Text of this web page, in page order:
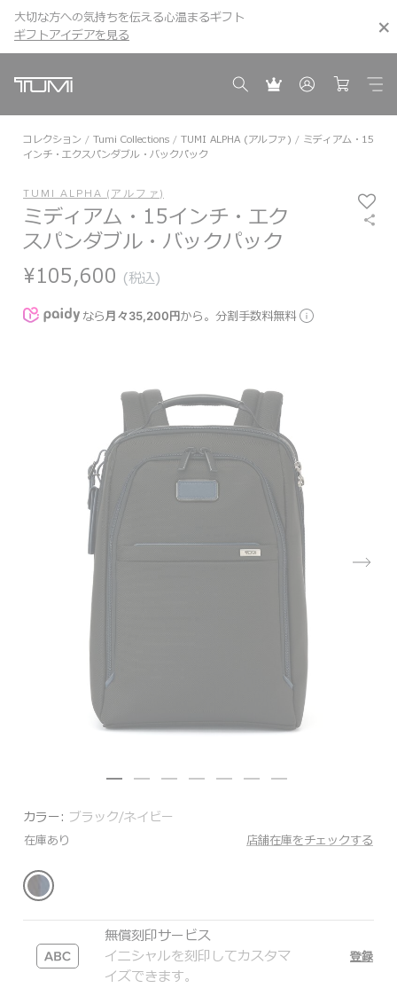
ギフトアイデアを見る こちら
大切な方への気持ちを伝える心温まるギフト
ギフトアイデアを見る
こちら
コレクション Tumi Collections TUMI ALPHA (アルファ)
ミディアム・15
インチ・エクスパンダブル・バックパック
TUMI ALPHA (アルファ)
ミディアム・15インチ・エク
スパンダブル・バックパック
¥105,600 (税込)
なら月々35,200円から。分割手数料無料
カラー: ブラック/ネイビー
在庫あり 店舗在庫をチェックする
無償刻印サービス
イニシャルを刻印してカスタマ
イズできます。
登録